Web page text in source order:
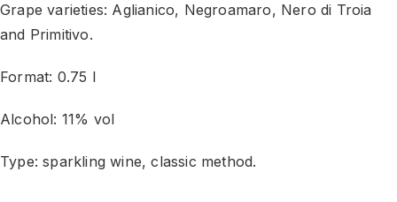
Grape varieties: Aglianico, Negroamaro, Nero di Troia
and Primitivo.
Format: 0.75 l
Alcohol: 11% vol
Type: sparkling wine, classic method.